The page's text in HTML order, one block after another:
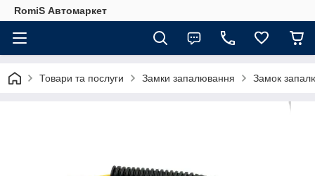
RomiS Автомаркет
Товари та послуги Замки запалювання Замок